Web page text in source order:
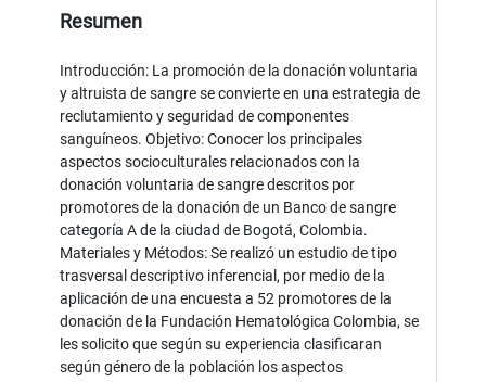
Resumen
Introducción: La promoción de la donación voluntaria
y altruista de sangre se convierte en una estrategia de
reclutamiento y seguridad de componentes
sanguíneos. Objetivo: Conocer los principales
aspectos socioculturales relacionados con la
donación voluntaria de sangre descritos por
promotores de la donación de un Banco de sangre
categoría A de la ciudad de Bogotá, Colombia.
Materiales y Métodos: Se realizó un estudio de tipo
trasversal descriptivo inferencial, por medio de la
aplicación de una encuesta a 52 promotores de la
donación de la Fundación Hematológica Colombia, se
les solicito que según su experiencia clasificaran
según género de la población los aspectos